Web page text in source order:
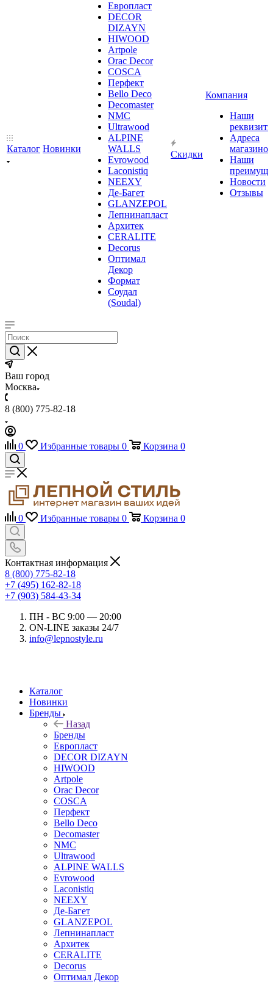
Каталог Новинки
Европласт
DECOR
DIZAYN
HIWOOD
Artpole
Orac Decor
COSCA
Перфект
Bello Deco
Decomaster
NMС
Ultrawood
ALPINE
WALLS
Evrowood
Laconistiq
NEEXY
Де-Багет
GLANZEPOL
Лепнинапласт
Архитек
CERALITE
Decorus
Оптимал
Декор
Формат
Соудал
(Soudal)
Скидки
Компания
Наши
Адреса
магазинов
Наши
Новости
Отзывы
Ваш город
Москва
8 (800) 775-82-18
0 Избранные товары 0 Корзина 0
0 Избранные товары 0 Корзина 0
Контактная информация
8 (800) 775-82-18
+7 (495) 162-82-18
+7 (903) 584-43-34
ПН - ВС 9:00 — 20:00
ON-LINE заказы 24/7
info@lepnostyle.ru
Каталог
Новинки
Бренды
Назад
Бренды
Европласт
DECOR DIZAYN
HIWOOD
Artpole
Orac Decor
COSCA
Перфект
Bello Deco
Decomaster
NMС
Ultrawood
ALPINE WALLS
Evrowood
Laconistiq
NEEXY
Де-Багет
GLANZEPOL
Лепнинапласт
Архитек
CERALITE
Decorus
Оптимал Декор